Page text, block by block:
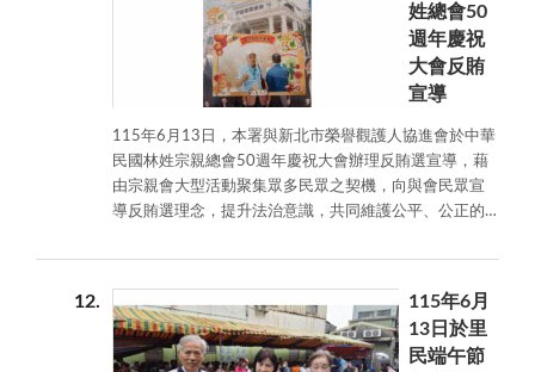
與民眾宣導
反賄選及防
詐騙理念，
強化民眾拒
詐、防詐意
識，共同營
造廉潔選風
與安全生活
姓總會50
週年慶祝
大會反賄
宣導
115年6月13日，本署與新北市榮譽觀護人協進會於中華
民國林姓宗親總會50週年慶祝大會辦理反賄選宣導，藉
由宗親會大型活動聚集眾多民眾之契機，向與會民眾宣
導反賄選理念，提升法治意識，共同維護公平、公正的
12
115年6月
13日於里
民端午節